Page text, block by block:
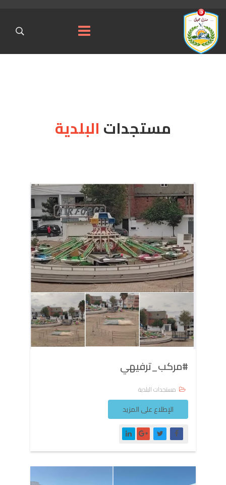
مستجداتالبلدية
#مركب_ترفيهي
مستجدات البلدية
الإطلاع على المزيد